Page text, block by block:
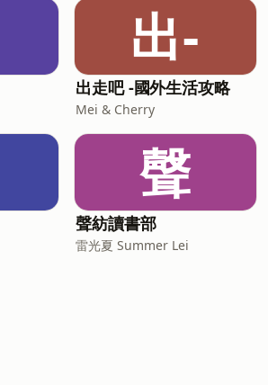
出-
出走吧 -國外生活攻略
Mei & Cherry
聲
聲紡讀書部
雷光夏 Summer Lei